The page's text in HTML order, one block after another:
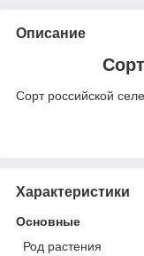
Описание
Сорт российской
Характеристики
Основные
Род растения